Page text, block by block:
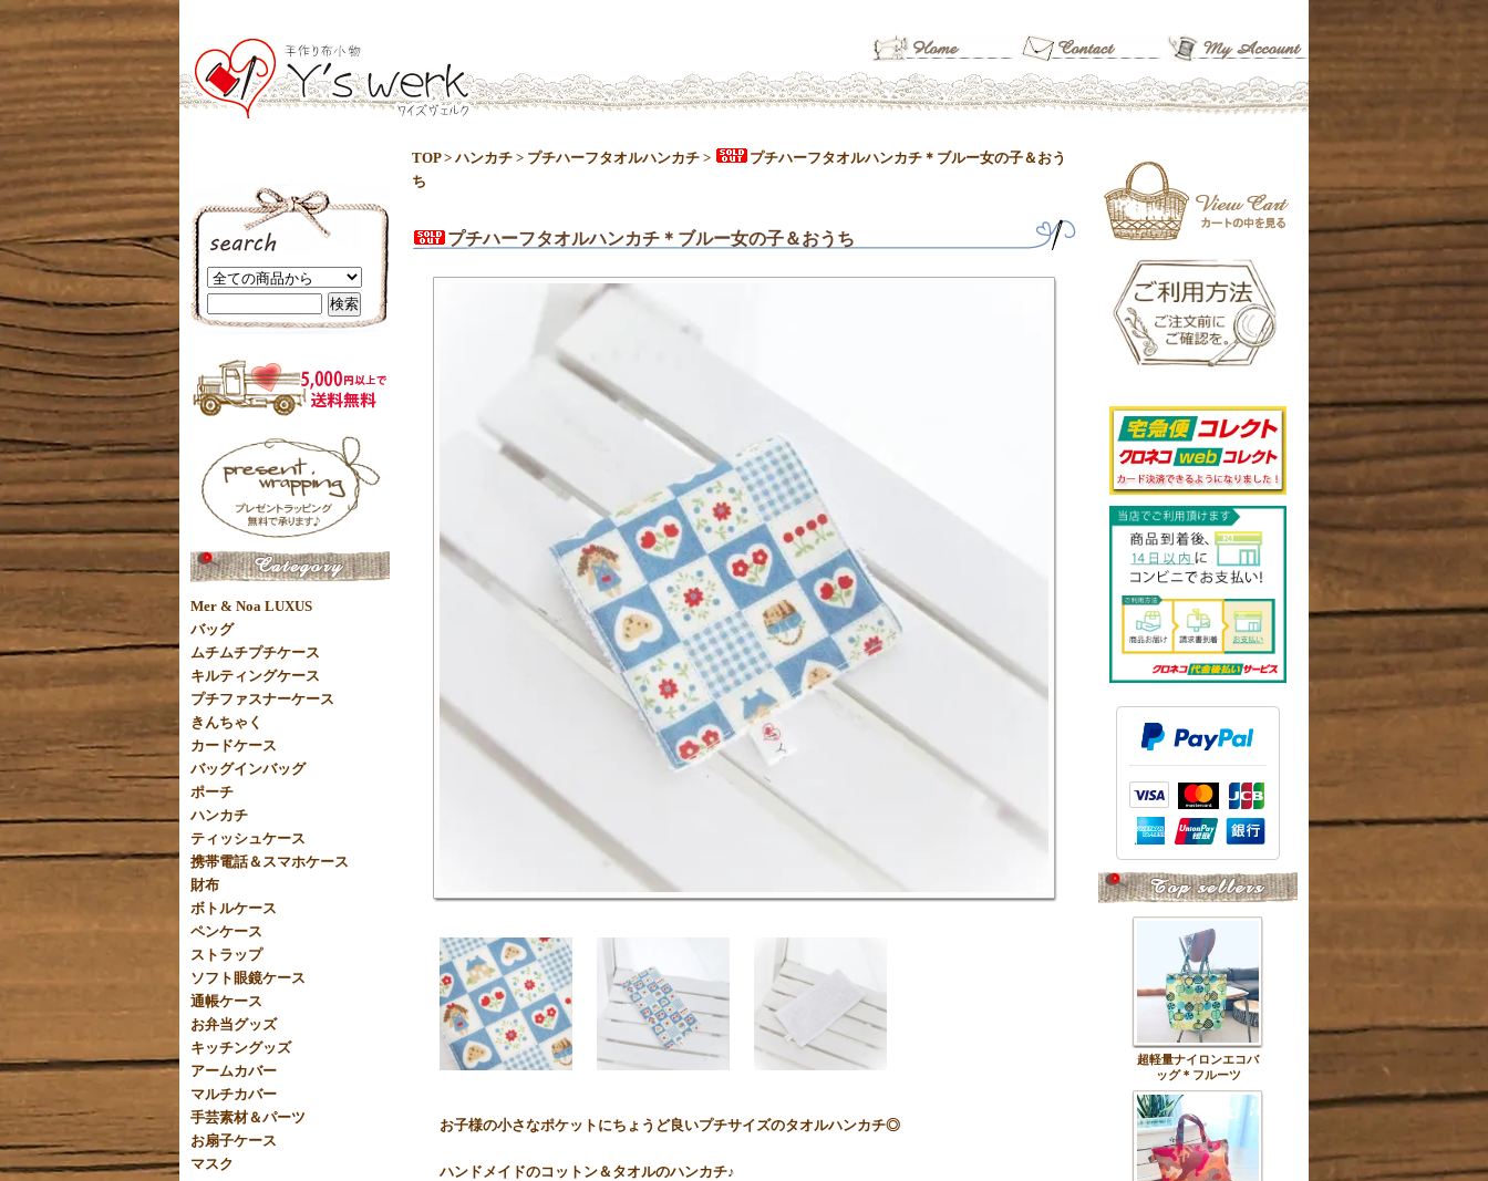
TOP> ハンカチ > プチハーフタオルハンカチ >
プチハーフタオルハンカチ＊ブルー女の子＆おう
ち
プチハーフタオルハンカチ＊ブルー女の子＆おうち
お子様の小さなポケットにちょうど良いプチサイズのタオルハンカチ◎
ハンドメイドのコットン＆タオルのハンカチ♪
Mer & Noa LUXUS
バッグ
ムチムチプチケース
キルティングケース
プチファスナーケース
きんちゃく
カードケース
バッグインバッグ
ポーチ
ハンカチ
ティッシュケース
携帯電話＆スマホケース
財布
ボトルケース
ペンケース
ストラップ
ソフト眼鏡ケース
通帳ケース
お弁当グッズ
キッチングッズ
アームカバー
マルチカバー
手芸素材＆パーツ
お扇子ケース
マスク
超軽量ナイロンエコバ
ッグ＊フルーツ